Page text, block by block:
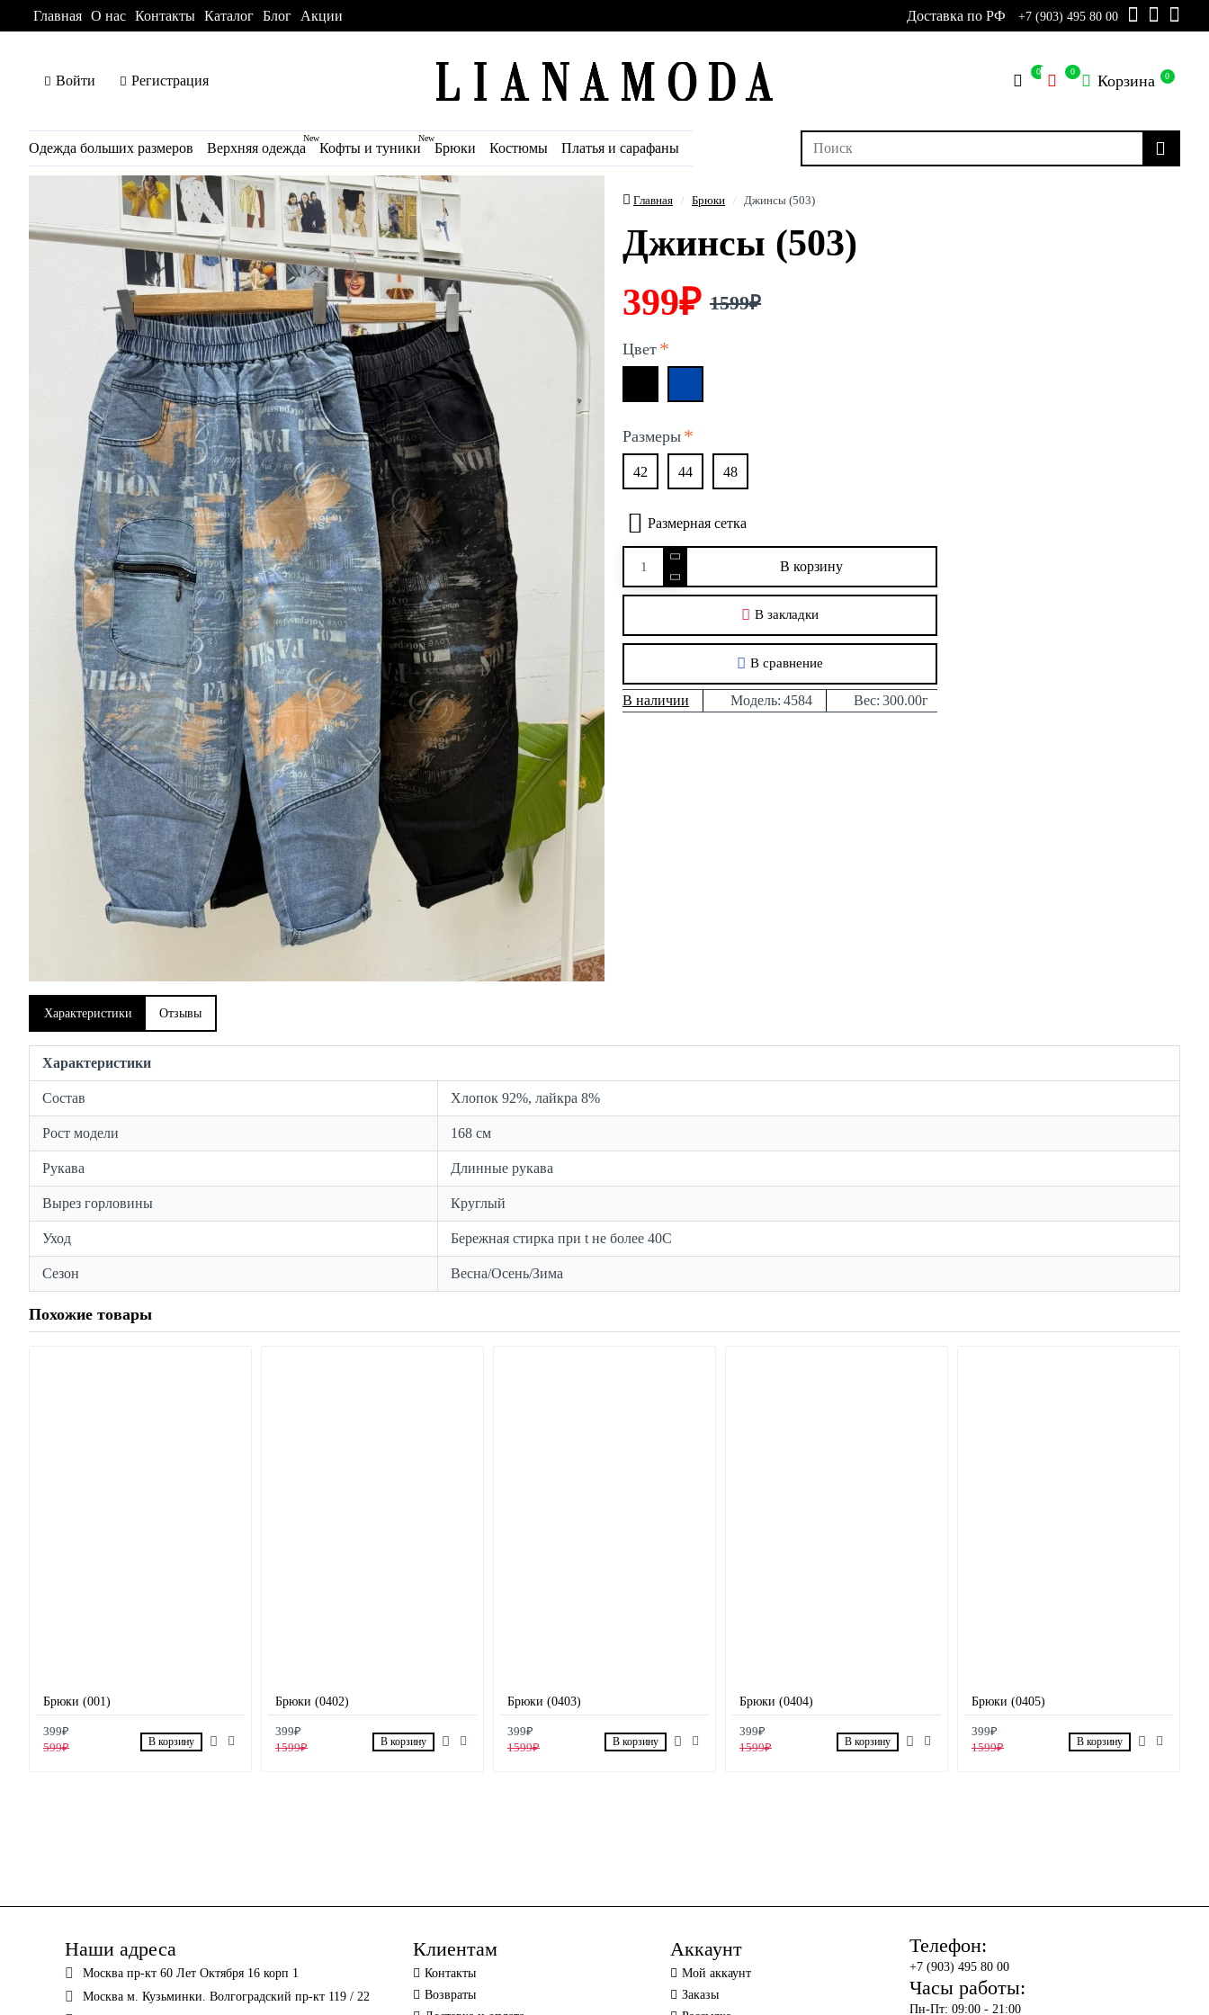
Главная О нас Контакты Каталог Блог Акции Доставка по РФ +7 (903) 495 80 00
Войти Регистрация
0 0 Корзина 0
Одежда больших размеров Верхняя одежда
New
Кофты и туники
New
Брюки Костюмы Платья и сарафаны
Главная Брюки Джинсы (503)
Джинсы (503)
В наличии Модель: 4584 Вес: 300.00г
399₽ 1599₽
Цвет
Размеры
42 44 48
В корзину
В закладки
В сравнение
Размерная сетка
Характеристики Отзывы
Характеристики
Состав Хлопок 92%, лайкра 8%
Рост модели 168 см
Рукава Длинные рукава
Вырез горловины Круглый
Уход Бережная стирка при t не более 40С
Сезон Весна/Осень/Зима
Похожие товары
Брюки (001)
399₽
599₽
В корзину
Брюки (0402)
399₽
1599₽
В корзину
Брюки (0403)
399₽
1599₽
В корзину
Брюки (0404)
399₽
1599₽
В корзину
Брюки (0405)
399₽
1599₽
В корзину
Наши адреса
Москва пр-кт 60 Лет Октября 16 корп 1
Москва м. Кузьминки. Волгоградский пр-кт 119 / 22
Клиентам
Контакты
Возвраты
Аккаунт
Мой аккаунт
Заказы
Телефон:
+7 (903) 495 80 00
Часы работы:
Пн-Пт: 09:00 - 21:00